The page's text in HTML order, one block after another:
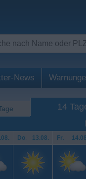
News
14
Do. 13.08. Fr.